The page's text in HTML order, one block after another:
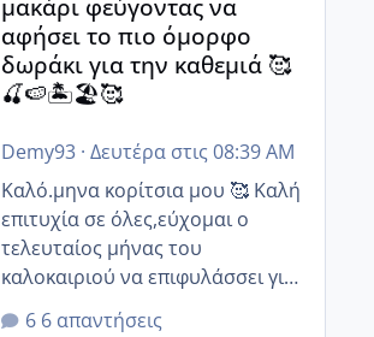
μακάρι φεύγοντας να
αφήσει το πιο όμορφο
δωράκι για την καθεμιά 🥰
🍒🍉🏝️🏖️🥰
Demy93· Δευτέρα στις 08:39 AM
Καλό.μηνα κορίτσια μου 🥰 Καλή
επιτυχία σε όλες,εύχομαι ο
τελευταίος μήνας του
καλοκαιριού να επιφυλάσσει για
όλες σας την πιο όμορφη
6 απαντήσεις